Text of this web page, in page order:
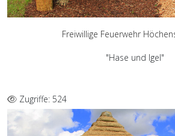
Freiwillige Feuerwehr
"Hase und Igel"
Zugriffe: 524